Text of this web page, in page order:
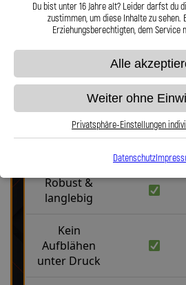
Stahlflex vs.
Stahlflex
Robust &
langlebig
Kein
Aufblähen
unter Druck
Du bist unter 16 Jahre alt? Leider darfst du
zustimmen, um diese Inhalte zu sehen.
Erziehungsberechtigten, dem Service
Alle
Weiter ohne
Privatsphäre-Einstellungen
Datenschutz